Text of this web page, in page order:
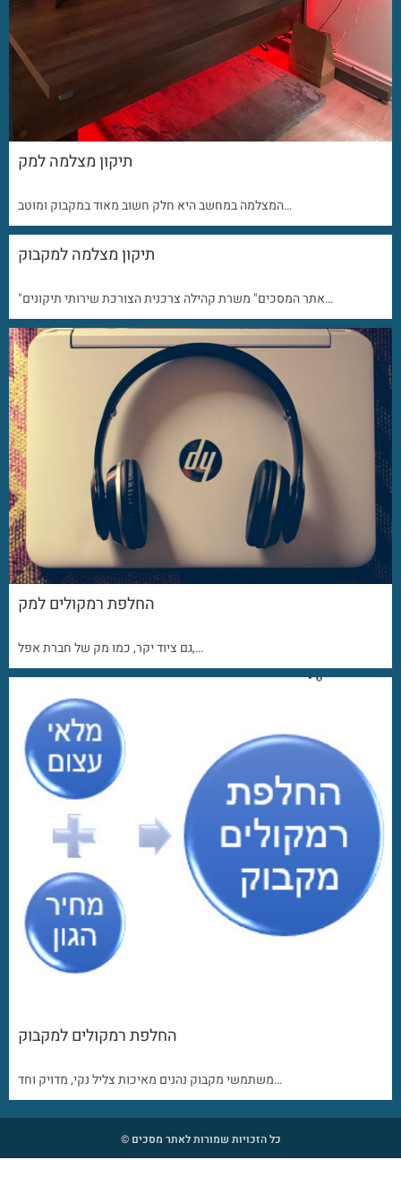
תיקון מצלמה למק
המצלמה במחשב היא חלק חשוב מאוד במקבוק ומוטב…
תיקון מצלמה למקבוק
"אתר המסכים" משרת קהילה צרכנית הצורכת שירותי תיקונים…
החלפת רמקולים למק
גם ציוד יקר, כמו מק של חברת אפל,…
החלפת רמקולים למקבוק
משתמשי מקבוק נהנים מאיכות צליל נקי, מדויק וחד…
כל הזכויות שמורות לאתר מסכים ©